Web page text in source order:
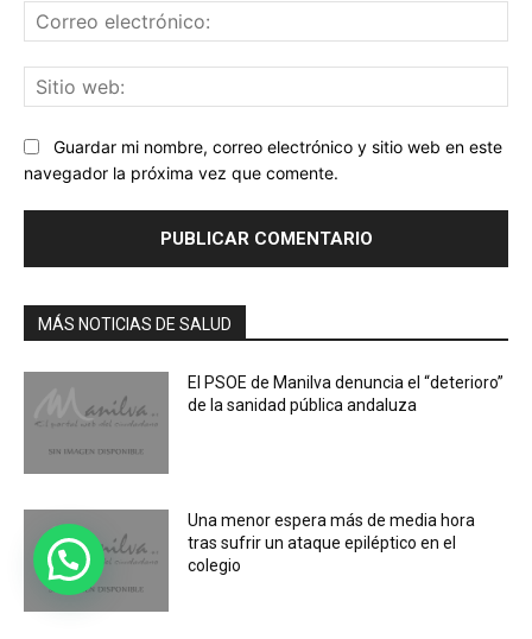
Guardar mi nombre, correo electrónico y sitio web en este
navegador la próxima vez que comente.
MÁS NOTICIAS DE SALUD
El PSOE de Manilva denuncia el “deterioro”
de la sanidad pública andaluza
Una menor espera más de media hora
tras sufrir un ataque epiléptico en el
colegio